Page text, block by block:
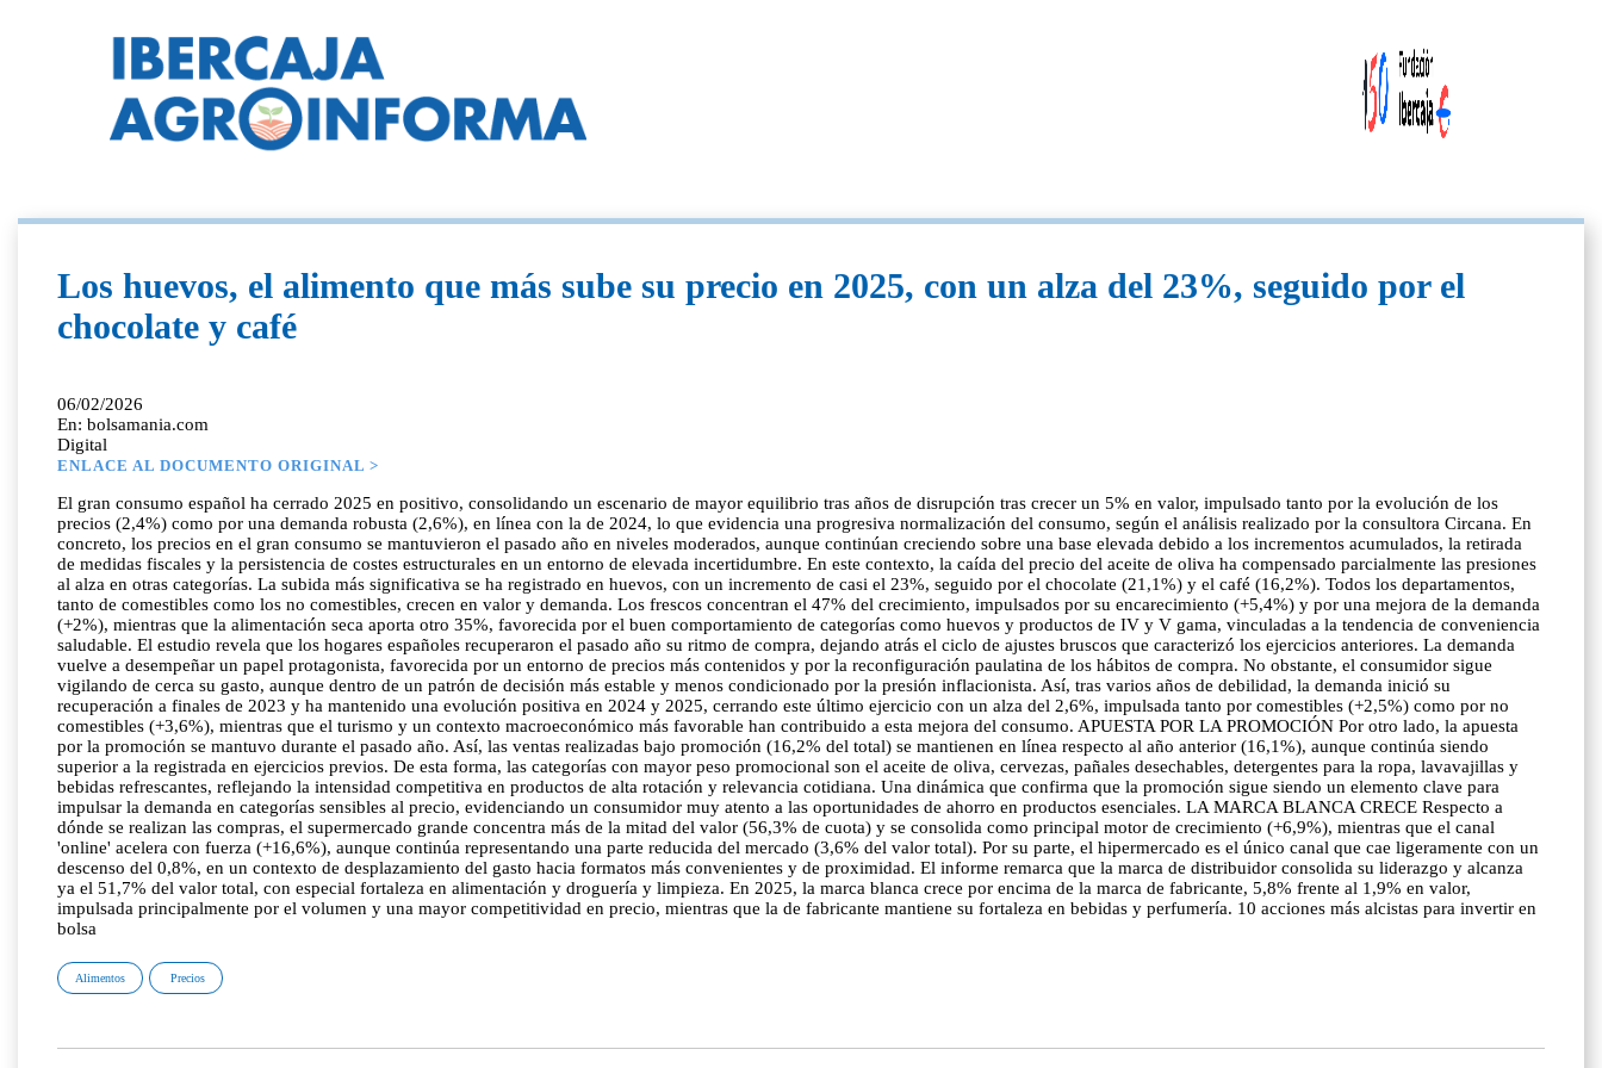
Los huevos, el alimento que más sube su precio en 2025, con un alza del 23%, seguido por el
chocolate y café
06/02/2026
En: bolsamania.com
Digital
ENLACE AL DOCUMENTO ORIGINAL >
El gran consumo español ha cerrado 2025 en positivo, consolidando un escenario de mayor equilibrio tras años de disrupción tras crecer un 5% en valor, impulsado tanto por la evolución de los
precios (2,4%) como por una demanda robusta (2,6%), en línea con la de 2024, lo que evidencia una progresiva normalización del consumo, según el análisis realizado por la consultora Circana. En
concreto, los precios en el gran consumo se mantuvieron el pasado año en niveles moderados, aunque continúan creciendo sobre una base elevada debido a los incrementos acumulados, la retirada
de medidas fiscales y la persistencia de costes estructurales en un entorno de elevada incertidumbre. En este contexto, la caída del precio del aceite de oliva ha compensado parcialmente las presiones
al alza en otras categorías. La subida más significativa se ha registrado en huevos, con un incremento de casi el 23%, seguido por el chocolate (21,1%) y el café (16,2%). Todos los departamentos,
tanto de comestibles como los no comestibles, crecen en valor y demanda. Los frescos concentran el 47% del crecimiento, impulsados por su encarecimiento (+5,4%) y por una mejora de la demanda
(+2%), mientras que la alimentación seca aporta otro 35%, favorecida por el buen comportamiento de categorías como huevos y productos de IV y V gama, vinculadas a la tendencia de conveniencia
saludable. El estudio revela que los hogares españoles recuperaron el pasado año su ritmo de compra, dejando atrás el ciclo de ajustes bruscos que caracterizó los ejercicios anteriores. La demanda
vuelve a desempeñar un papel protagonista, favorecida por un entorno de precios más contenidos y por la reconfiguración paulatina de los hábitos de compra. No obstante, el consumidor sigue
vigilando de cerca su gasto, aunque dentro de un patrón de decisión más estable y menos condicionado por la presión inflacionista. Así, tras varios años de debilidad, la demanda inició su
recuperación a finales de 2023 y ha mantenido una evolución positiva en 2024 y 2025, cerrando este último ejercicio con un alza del 2,6%, impulsada tanto por comestibles (+2,5%) como por no
comestibles (+3,6%), mientras que el turismo y un contexto macroeconómico más favorable han contribuido a esta mejora del consumo. APUESTA POR LA PROMOCIÓN Por otro lado, la apuesta
por la promoción se mantuvo durante el pasado año. Así, las ventas realizadas bajo promoción (16,2% del total) se mantienen en línea respecto al año anterior (16,1%), aunque continúa siendo
superior a la registrada en ejercicios previos. De esta forma, las categorías con mayor peso promocional son el aceite de oliva, cervezas, pañales desechables, detergentes para la ropa, lavavajillas y
bebidas refrescantes, reflejando la intensidad competitiva en productos de alta rotación y relevancia cotidiana. Una dinámica que confirma que la promoción sigue siendo un elemento clave para
impulsar la demanda en categorías sensibles al precio, evidenciando un consumidor muy atento a las oportunidades de ahorro en productos esenciales. LA MARCA BLANCA CRECE Respecto a
dónde se realizan las compras, el supermercado grande concentra más de la mitad del valor (56,3% de cuota) y se consolida como principal motor de crecimiento (+6,9%), mientras que el canal
'online' acelera con fuerza (+16,6%), aunque continúa representando una parte reducida del mercado (3,6% del valor total). Por su parte, el hipermercado es el único canal que cae ligeramente con un
descenso del 0,8%, en un contexto de desplazamiento del gasto hacia formatos más convenientes y de proximidad. El informe remarca que la marca de distribuidor consolida su liderazgo y alcanza
ya el 51,7% del valor total, con especial fortaleza en alimentación y droguería y limpieza. En 2025, la marca blanca crece por encima de la marca de fabricante, 5,8% frente al 1,9% en valor,
impulsada principalmente por el volumen y una mayor competitividad en precio, mientras que la de fabricante mantiene su fortaleza en bebidas y perfumería. 10 acciones más alcistas para invertir en
bolsa
Alimentos Precios